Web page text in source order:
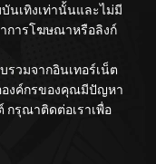
นเทิงเท่านั้นและไม่มี
การโฆษณาหรือลิงก์
วมจากอินเทอร์เน็ต
องค์กรของคุณมีปัญหา
กรุณาติดต่อเราเพื่อ